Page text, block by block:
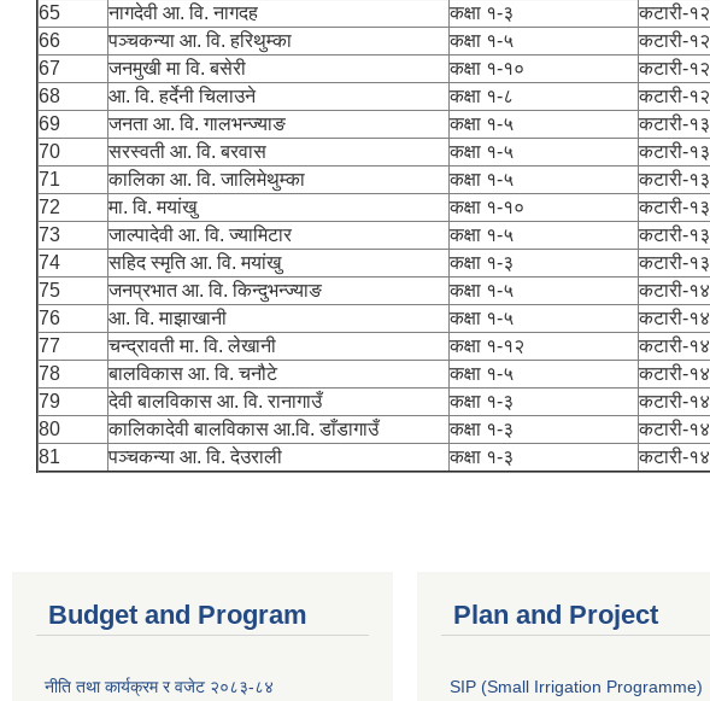
65
नागदेवी आ. वि. नागदह कक्षा १-३ कटारी-१२
66
पञ्चकन्या आ. वि. हरिथुम्का कक्षा १-५ कटारी-१२
67
जनमुखी मा वि. बसेरी कक्षा १-१० कटारी-१२
68
आ. वि. हर्देनी चिलाउने कक्षा १-८ कटारी-१२
69
जनता आ. वि. गालभन्ज्याङ कक्षा १-५ कटारी-१३
70
सरस्वती आ. वि. बरवास कक्षा १-५ कटारी-१३
71
कालिका आ. वि. जालिमेथुम्का कक्षा १-५ कटारी-१३
72
मा. वि. मयांखु कक्षा १-१० कटारी-१३
73
जाल्पादेवी आ. वि. ज्यामिटार कक्षा १-५ कटारी-१३
74
सहिद स्मृति आ. वि. मयांखु कक्षा १-३ कटारी-१३
75
जनप्रभात आ. वि. किन्दुभन्ज्याङ कक्षा १-५ कटारी-१४
76
आ. वि. माझाखानी कक्षा १-५ कटारी-१४
77
चन्द्रावती मा. वि. लेखानी कक्षा १-१२ कटारी-१४
78
बालविकास आ. वि. चनौटे कक्षा १-५ कटारी-१४
79
देवी बालविकास आ. वि. रानागाउँ कक्षा १-३ कटारी-१४
80
कालिकादेवी बालविकास आ.वि. डाँडागाउँ कक्षा १-३ कटारी-१४
81
पञ्चकन्या आ. वि. देउराली कक्षा १-३ कटारी-१४
Budget and Program
नीति तथा कार्यक्रम र वजेट २०८३-८४
Plan and Project
SIP (Small Irrigation Programme)